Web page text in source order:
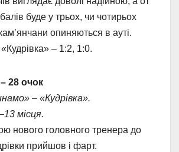
балів буде у трьох, чи чотирьох
опиняються в ауті.
– 1:2, 1:0.
28 очок
– «Кудрівка».
місця.
нового головного тренера до
прийшов і фарт.